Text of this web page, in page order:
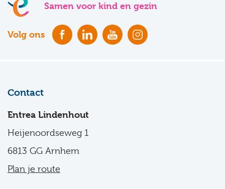
Samen voor kind en gezin
Volg ons
Contact
Entrea Lindenhout
Heijenoordseweg 1
6813 GG Arnhem
Plan je route